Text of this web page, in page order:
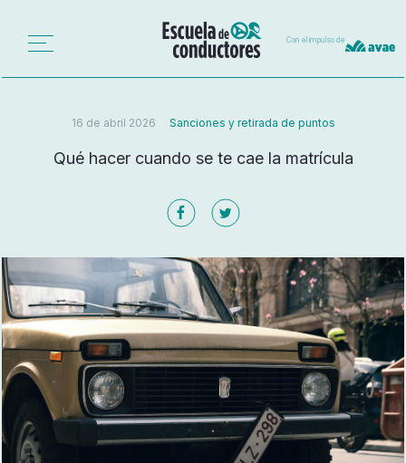
Con el impulso de
16 de abril 2026 Sanciones y retirada de puntos
Qué hacer cuando se te cae la matrícula